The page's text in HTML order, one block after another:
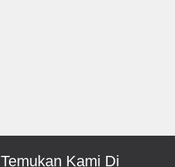
Temukan Kami Di